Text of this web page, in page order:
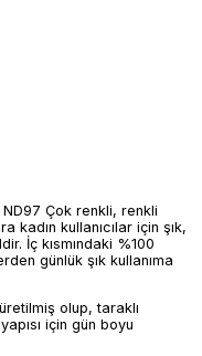
ND97 Çok renkli, renkli
kadın kullanıcılar için şık,
İç kısmındaki %100
günlük şık kullanıma
olup, taraklı
için gün boyu